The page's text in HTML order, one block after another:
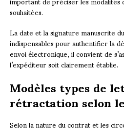
souhaitées.
La date et la signature manuscrite
indispensables pour authentifier la
envoi électronique, il convient de
l’expéditeur soit clairement établie.
Modèles types de
rétractation selon
Selon la nature du contrat et les